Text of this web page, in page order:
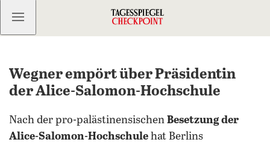
Kostenlos anmelden
Wegner empört über Präsidentin
der Alice-Salomon-Hochschule
Nach der pro-palästinensischen Besetzung der
Alice-Salomon-Hochschule hat Berlins